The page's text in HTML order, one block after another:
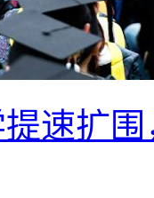
速扩